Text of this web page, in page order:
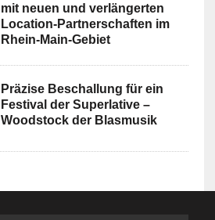
mit neuen und verlängerten
Location-Partnerschaften im
Rhein-Main-Gebiet
Präzise Beschallung für ein
Festival der Superlative –
Woodstock der Blasmusik